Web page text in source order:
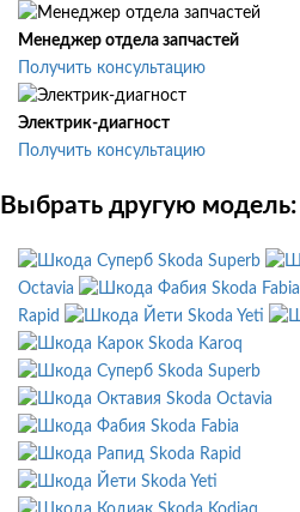
Менеджер отдела запчастей
Получить консультацию
Электрик-диагност
Получить консультацию
Выбрать другую модель:
Skoda Superb
Octavia
Skoda Fabia
Rapid
Skoda Yeti
Skoda Karoq
Skoda Superb
Skoda Octavia
Skoda Fabia
Skoda Rapid
Skoda Yeti